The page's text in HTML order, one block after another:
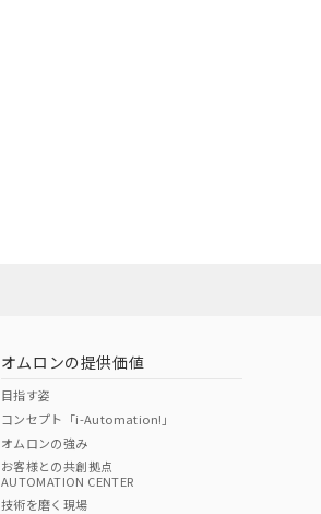
オムロンの提供価値
目指す姿
コンセプト「i-Automation!」
オムロンの強み
お客様との共創拠点
AUTOMATION CENTER
技術を磨く現場